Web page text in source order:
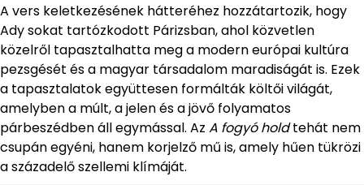
A vers keletkezésének hátteréhez hozzátartozik, hogy
Ady sokat tartózkodott Párizsban, ahol közvetlen
közelről tapasztalhatta meg a modern európai kultúra
pezsgését és a magyar társadalom maradiságát is. Ezek
a tapasztalatok együttesen formálták költői világát,
amelyben a múlt, a jelen és a jövő folyamatos
párbeszédben áll egymással. Az A fogyó holdtehát nem
csupán egyéni, hanem korjelző mű is, amely hűen tükrözi
a századelő szellemi klímáját.